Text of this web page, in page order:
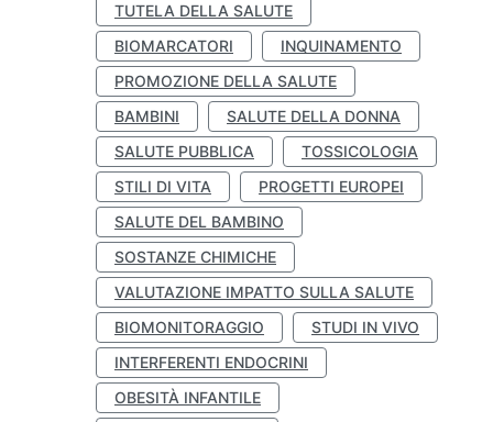
TUTELA DELLA SALUTE
BIOMARCATORI
INQUINAMENTO
PROMOZIONE DELLA SALUTE
BAMBINI
SALUTE DELLA DONNA
SALUTE PUBBLICA
TOSSICOLOGIA
STILI DI VITA
PROGETTI EUROPEI
SALUTE DEL BAMBINO
SOSTANZE CHIMICHE
VALUTAZIONE IMPATTO SULLA SALUTE
BIOMONITORAGGIO
STUDI IN VIVO
INTERFERENTI ENDOCRINI
OBESITÀ INFANTILE